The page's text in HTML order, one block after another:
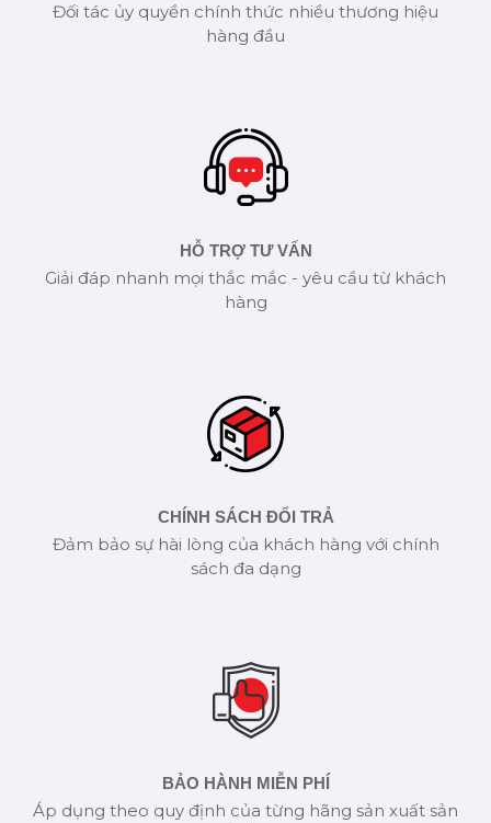
Đối tác ủy quyền chính thức nhiều thương hiệu
hàng đầu
HỖ TRỢ TƯ VẤN
Giải đáp nhanh mọi thắc mắc - yêu cầu từ khách
hàng
CHÍNH SÁCH ĐỔI TRẢ
Đảm bảo sự hài lòng của khách hàng với chính
sách đa dạng
BẢO HÀNH MIỄN PHÍ
Áp dụng theo quy định của từng hãng sản xuất sản